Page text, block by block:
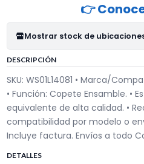
👉
Mostrar stock de
DESCRIPCIÓN
SKU: WS01L14081 • Marca/
• Función: Copete Ensamble. •
equivalente de alta calidad. •
compatibilidad por modelo o
Incluye factura. Envíos a todo
DETALLES